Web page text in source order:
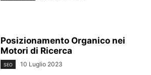
Posizionamento Organico nei
Motori di Ricerca
SEO 10 Luglio 2023